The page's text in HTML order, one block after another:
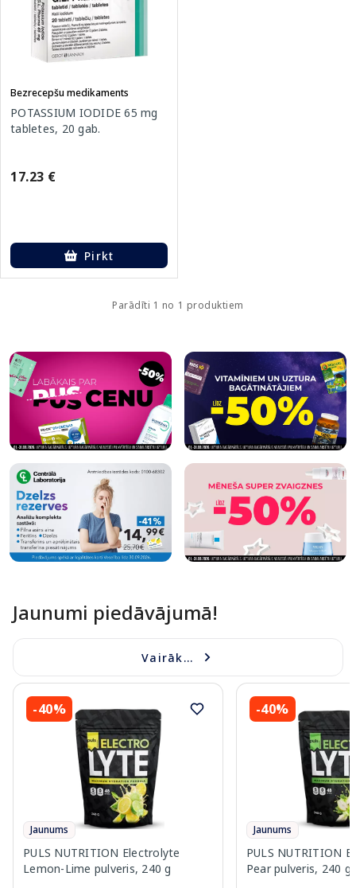
Bezrecepšu medikaments
POTASSIUM IODIDE 65 mg
tabletes, 20 gab.
17.23 €
Pirkt
Parādīti 1 no 1 produktiem
Jaunumi piedāvājumā!
Vairāk...
-40%
Jaunums
PULS NUTRITION Electrolyte
Lemon-Lime pulveris, 240 g
-40%
Jaunums
PULS NUTRITION
Pear pulveris, 240 g